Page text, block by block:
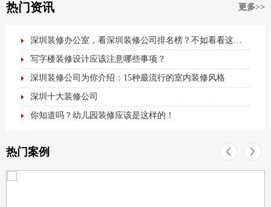
热门资讯 更多>>
深圳装修办公室，看深圳装修公司排名榜？不如看看这篇最全办公室装修攻略！
写字楼装修设计应该注意哪些事项？
深圳装修公司为你介绍：15种最流行的室内装修风格
深圳十大装修公司
你知道吗？幼儿园装修应该是这样的！
热门案例